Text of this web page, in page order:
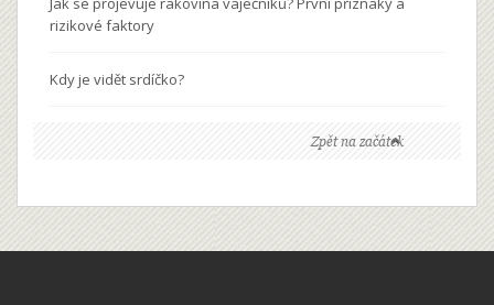
rizikové faktory
Kdy je vidět srdíčko?
Zpět na začátek